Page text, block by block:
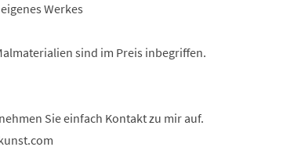
Werkes
sind im Preis inbegriffen.
Sie einfach Kontakt zu mir auf.